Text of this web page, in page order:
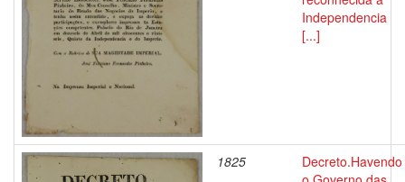
Independencia
[...]
1825
Decreto.Havendo